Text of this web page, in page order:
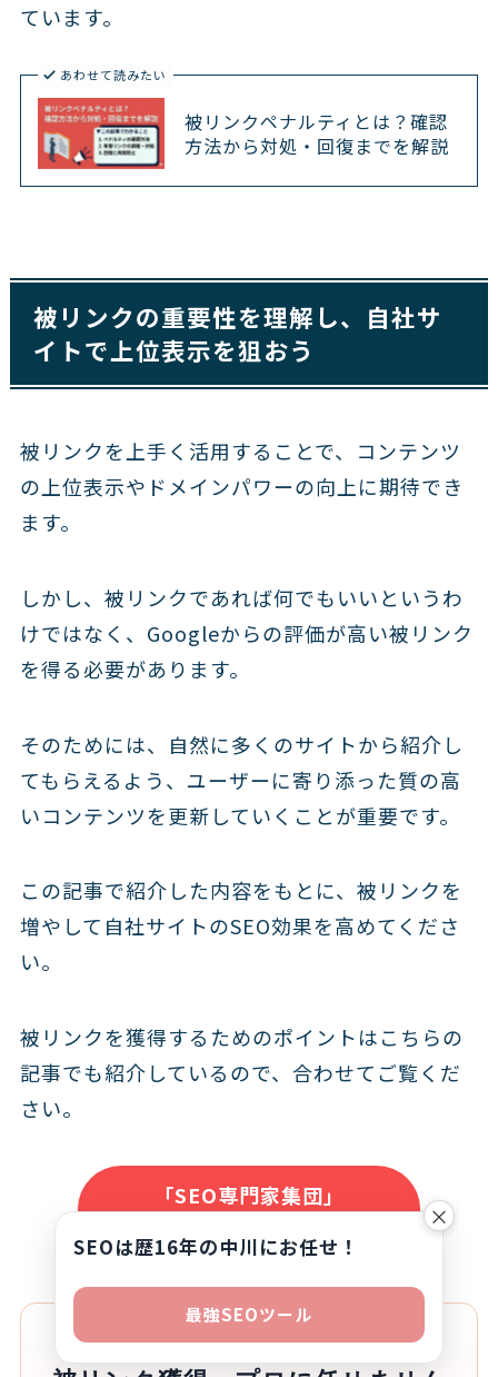
ています。
あわせて読みたい
被リンクペナルティとは？確認
方法から対処・回復までを解説
被リンクの重要性を理解し、自社サ
イトで上位表示を狙おう
被リンクを上手く活用することで、コンテンツ
の上位表示やドメインパワーの向上に期待でき
ます。
しかし、被リンクであれば何でもいいというわ
けではなく、Googleからの評価が高い被リンク
を得る必要があります。
そのためには、自然に多くのサイトから紹介し
てもらえるよう、ユーザーに寄り添った質の高
いコンテンツを更新していくことが重要です。
この記事で紹介した内容をもとに、被リンクを
増やして自社サイトのSEO効果を高めてくださ
い。
被リンクを獲得するためのポイントはこちらの
記事でも紹介しているので、合わせてご覧くだ
さい。
「SEO専門家集団」
読み終えたあなたへ
×
SEOは歴16年の中川にお任せ！
最強SEOツール